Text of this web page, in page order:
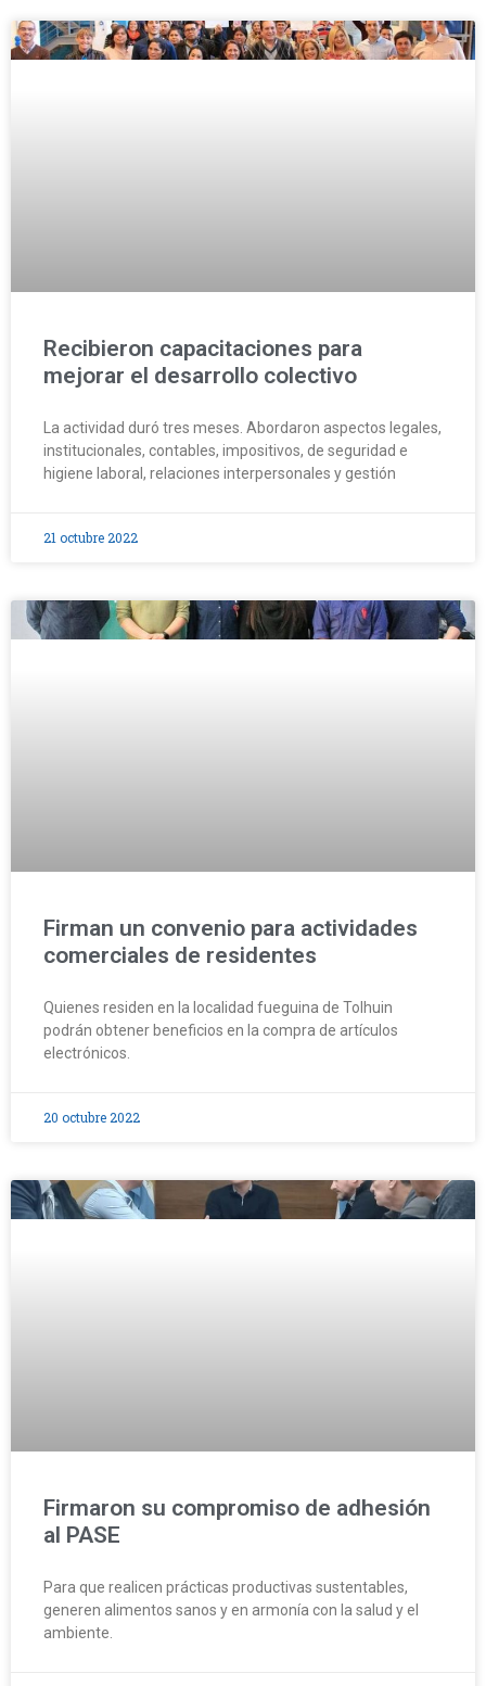
Recibieron capacitaciones para
mejorar el desarrollo colectivo
La actividad duró tres meses. Abordaron aspectos legales,
institucionales, contables, impositivos, de seguridad e
higiene laboral, relaciones interpersonales y gestión
21 octubre 2022
Firman un convenio para actividades
comerciales de residentes
Quienes residen en la localidad fueguina de Tolhuin
podrán obtener beneficios en la compra de artículos
electrónicos.
20 octubre 2022
Firmaron su compromiso de adhesión
al PASE
Para que realicen prácticas productivas sustentables,
generen alimentos sanos y en armonía con la salud y el
ambiente.